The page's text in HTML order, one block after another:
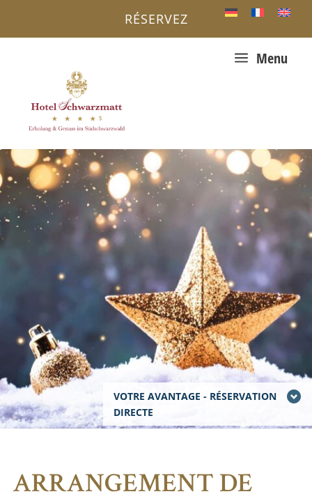
VOTRE AVANTAGE - RÉSERVATION
DIRECTE
RÉSERVEZ
a Menu
ARRANGEMENT DE